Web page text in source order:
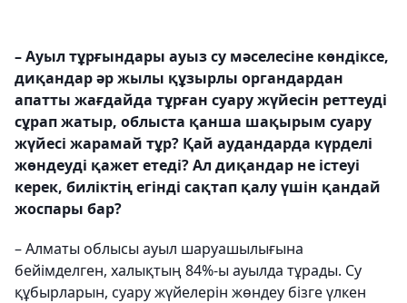
– Ауыл тұрғындары ауыз су мәселесіне көндіксе,
диқандар әр жылы құзырлы органдардан
апатты жағдайда тұрған суару жүйесін реттеуді
сұрап жатыр, облыста қанша шақырым суару
жүйесі жарамай тұр? Қай аудандарда күрделі
жөндеуді қажет етеді? Ал диқандар не істеуі
керек, биліктің егінді сақтап қалу үшін қандай
жоспары бар?
– Алматы облысы ауыл шаруашылығына
бейімделген, халықтың 84%-ы ауылда тұрады. Су
құбырларын, суару жүйелерін жөндеу бізге үлкен